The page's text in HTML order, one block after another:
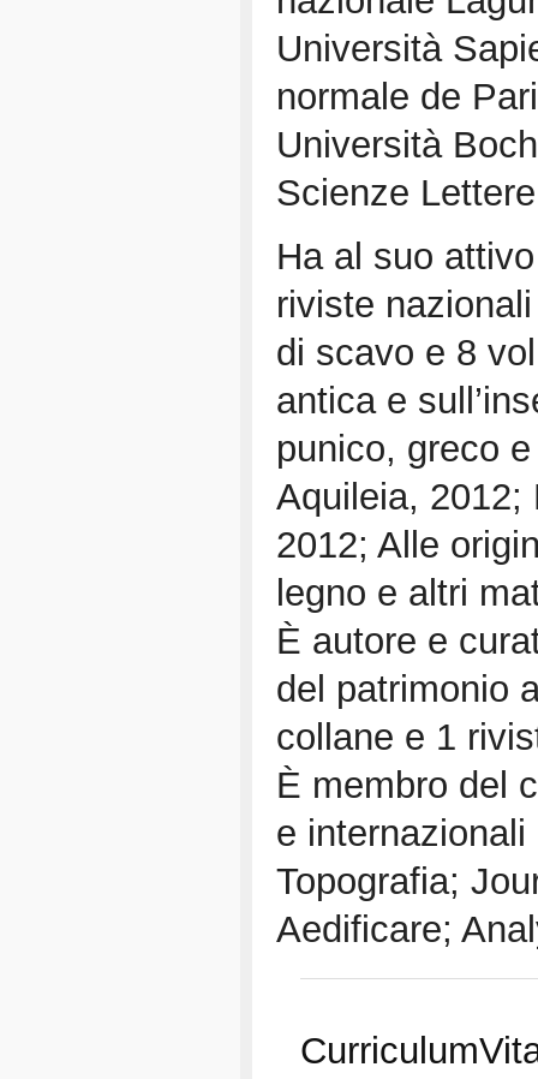
Università
normale de
Università
Scienze
Ha al suo
riviste
di scavo e 8
antica e
punico, greco
Aquileia, 2012;
2012; Alle
legno e altri
È autore e
del patrimonio
collane e 1
È membro del
e
Topografia;
Aedificare;